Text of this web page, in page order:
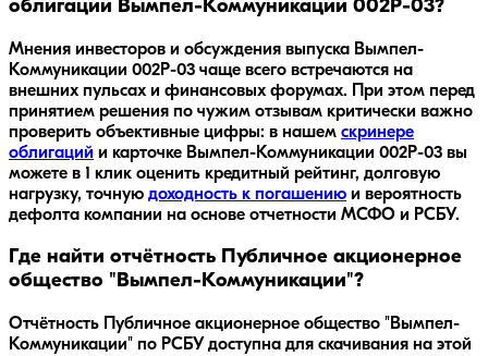
облигации Вымпел-Коммуникации 002Р-03?
Мнения инвесторов и обсуждения выпуска Вымпел-
Коммуникации 002Р-03 чаще всего встречаются на
внешних пульсах и финансовых форумах. При этом перед
принятием решения по чужим отзывам критически важно
проверить объективные цифры: в нашем скринере
облигаций и карточке Вымпел-Коммуникации 002Р-03 вы
можете в 1 клик оценить кредитный рейтинг, долговую
нагрузку, точную доходность к погашению и вероятность
дефолта компании на основе отчетности МСФО и РСБУ.
Где найти отчётность Публичное акционерное
общество "Вымпел-Коммуникации"?
Отчётность Публичное акционерное общество "Вымпел-
Коммуникации" по РСБУ доступна для скачивания на этой